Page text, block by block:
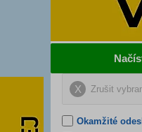
Zrušit
Okamžité